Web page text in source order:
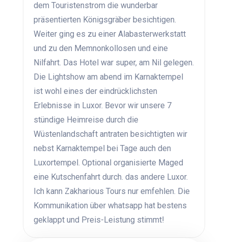
dem Touristenstrom die wunderbar
präsentierten Königsgräber besichtigen.
Weiter ging es zu einer Alabasterwerkstatt
und zu den Memnonkollosen und eine
Nilfahrt. Das Hotel war super, am Nil gelegen.
Die Lightshow am abend im Karnaktempel
ist wohl eines der eindrücklichsten
Erlebnisse in Luxor. Bevor wir unsere 7
stündige Heimreise durch die
Wüstenlandschaft antraten besichtigten wir
nebst Karnaktempel bei Tage auch den
Luxortempel. Optional organisierte Maged
eine Kutschenfahrt durch. das andere Luxor.
Ich kann Zakharious Tours nur emfehlen. Die
Kommunikation über whatsapp hat bestens
geklappt und Preis-Leistung stimmt!